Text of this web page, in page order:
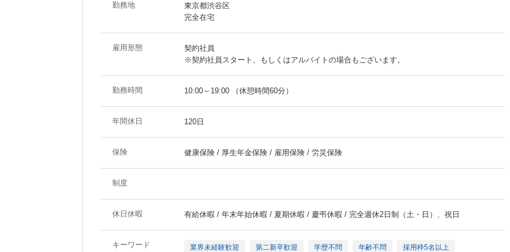
勤務地
東京都渋谷区
完全在宅
雇用形態
契約社員
※契約社員スタート、もしくはアルバイトの場合もございます。
勤務時間 10:00～19:00 （休憩時間60分）
年間休日 120日
保険 健康保険 / 厚生年金保険 / 雇用保険 / 労災保険
制度
休日休暇 有給休暇 / 年末年始休暇 / 夏期休暇 / 慶弔休暇 / 完全週休2日制（土・日）、祝日
キーワード 業界未経験歓迎 第二新卒歓迎 学歴不問 年齢不問 採用枠5名以上